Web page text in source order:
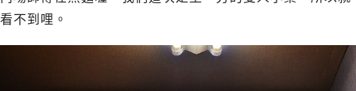
看不到哩。